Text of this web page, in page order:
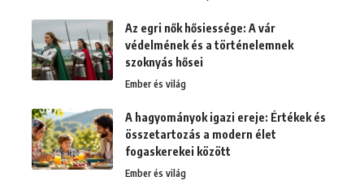
Az egri nők hősiessége: A vár
védelmének és a történelemnek
szoknyás hősei
Ember és világ
A hagyományok igazi ereje: Értékek és
összetartozás a modern élet
fogaskerekei között
Ember és világ